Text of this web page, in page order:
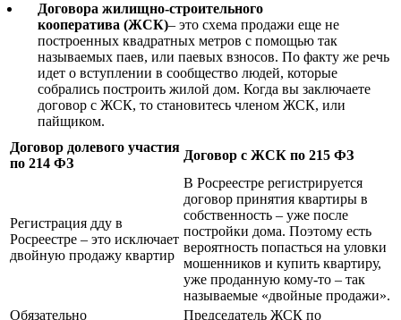
Договора жилищно-строительного
кооператива (ЖСК)– это схема продажи еще не
построенных квадратных метров с помощью так
называемых паев, или паевых взносов. По факту же речь
идет о вступлении в сообщество людей, которые
собрались построить жилой дом. Когда вы заключаете
договор с ЖСК, то становитесь членом ЖСК, или
пайщиком.
Договор долевого участия
по 214 ФЗ
Договор с ЖСК по 215 ФЗ
Регистрация дду в
Росреестре – это исключает
двойную продажу квартир
В Росреестре регистрируется
договор принятия квартиры в
собственность – уже после
постройки дома. Поэтому есть
вероятность попасться на уловки
мошенников и купить квартиру,
уже проданную кому-то – так
называемые «двойные продажи».
Обязательно
Председатель ЖСК по